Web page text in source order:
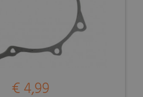
€ 4,99